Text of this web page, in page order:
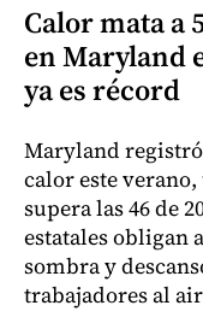
Calor mata a
en Maryland
ya es récord
Maryland
calor este
supera las 46 de
estatales obligan
sombra y
trabajadores al